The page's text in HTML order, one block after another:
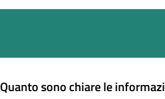
Quanto sono chiare le